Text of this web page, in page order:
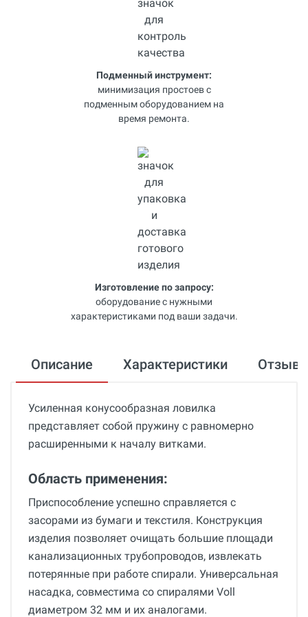
Подменный инструмент:
минимизация простоев с
подменным оборудованием на
время ремонта.
Изготовление по запросу:
оборудование с нужными
характеристиками под ваши задачи.
Описание Характеристики
Усиленная конусообразная ловилка
представляет собой пружину с равномерно
расширенными к началу витками.
Область применения:
Приспособление успешно справляется с
засорами из бумаги и текстиля. Конструкция
изделия позволяет очищать большие площади
канализационных трубопроводов, извлекать
потерянные при работе спирали. Универсальная
насадка, совместима со спиралями Voll
диаметром 32 мм и их аналогами.